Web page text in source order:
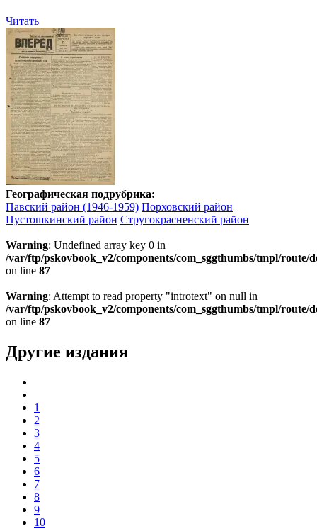
Читать
Географическая подрубрика:
Павский район (1946-1959) Порховский район
Пустошкинский район Стругокрасненский район
Warning: Undefined array key 0 in
/var/ftp/pskovbook_v2/components/com_sggthumbs/tmpl/route/
on line 87
Warning: Attempt to read property "introtext" on null in
/var/ftp/pskovbook_v2/components/com_sggthumbs/tmpl/route/
on line 87
Другие издания
1
2
3
4
5
6
7
8
9
10